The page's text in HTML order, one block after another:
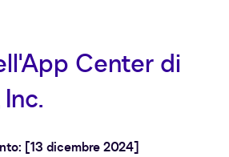
Center di
[13 dicembre 2024]